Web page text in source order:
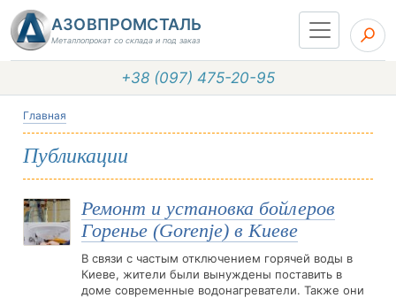
АЗОВПРОМСТАЛЬ
Металлопрокат со склада и под заказ
+38 (097) 475-20-95
Главная
Публикации
Ремонт и установка бойлеров
Горенье (Gorenje) в Киеве
В связи с частым отключением горячей воды в
Киеве, жители были вынуждены поставить в
доме современные водонагреватели. Также они